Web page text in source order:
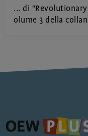
... di
olume 3 della